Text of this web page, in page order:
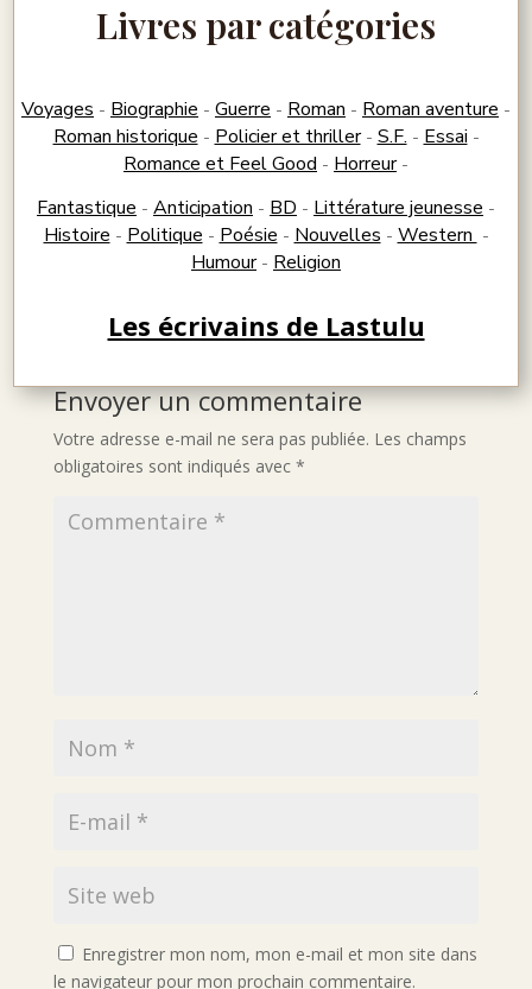
Livres par catégories
Voyages - Biographie - Guerre - Roman - Roman aventure -
Roman historique - Policier et thriller- S.F. - Essai -
Romance et Feel Good - Horreur-
Fantastique - Anticipation - BD - Littérature jeunesse -
Histoire - Politique - Poésie - Nouvelles - Western -
Humour- Religion
Les écrivains de Lastulu
Envoyer un commentaire
Votre adresse e-mail ne sera pas publiée. Les champs
obligatoires sont indiqués avec *
Enregistrer mon nom, mon e-mail et mon site dans
le navigateur pour mon prochain commentaire.